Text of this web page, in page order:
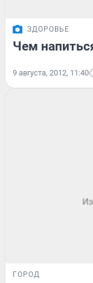
ЗДОРОВЬЕ
Чем
9 августа, 2012, 11:40
ГОРОД